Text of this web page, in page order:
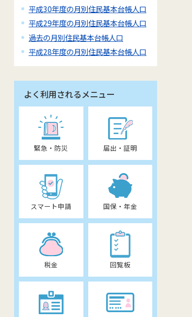
平成30年度の月別住民基本台帳人口
平成29年度の月別住民基本台帳人口
過去の月別住民基本台帳人口
平成28年度の月別住民基本台帳人口
よく利用されるメニュー
緊急・防災 届出・証明
スマート申請 国保・年金
税金 回覧板